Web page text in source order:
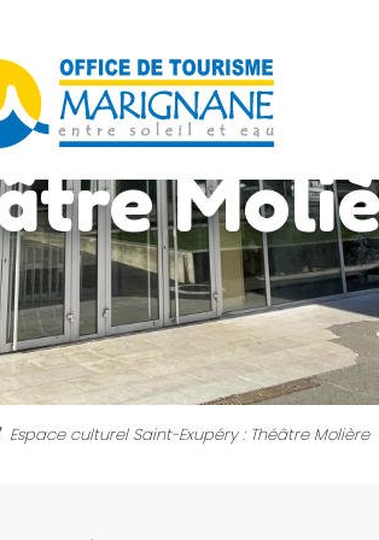
Espace culturel Saint-Exupéry : Théâtre Molière